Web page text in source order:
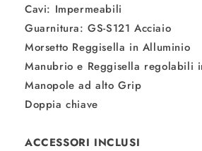
Cavi: Impermeabili
Guarnitura: GS-S121 Acciaio
Morsetto Reggisella in Alluminio
Manubrio e Reggisella regolabili
Manopole ad alto Grip
Doppia chiave
ACCESSORI INCLUSI